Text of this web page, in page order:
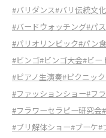
#バリダンス#バリ伝統文化
#バードウォッチング#パ
#パリオリンピック#パン
#ビンゴ#ビンゴ大会#ビー
#ピアノ生演奏#ピクニック
#ファッションショー#フ
#フラワーセラピー研究会
#ブリ解体ショー#ブーケ#